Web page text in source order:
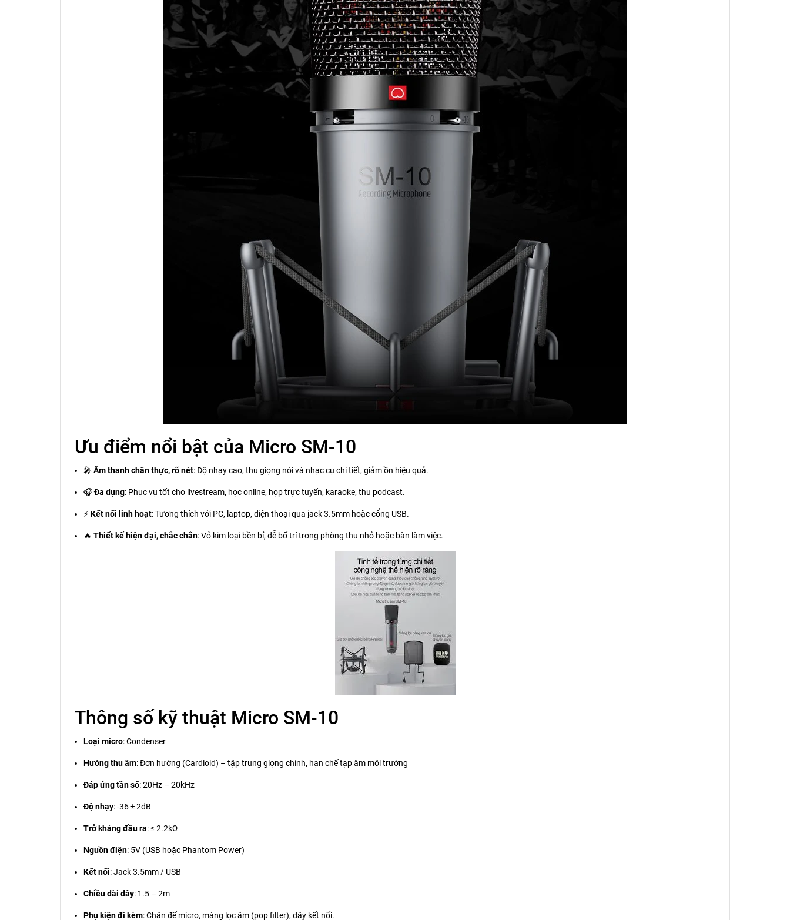
Ưu điểm nổi bật của Micro SM-10
🎤 Âm thanh chân thực, rõ nét: Độ nhạy cao, thu giọng nói và nhạc cụ chi tiết, giảm ồn hiệu quả.
🎧Đa dụng: Phục vụ tốt cho livestream, học online, họp trực tuyến, karaoke, thu podcast.
⚡Kết nối linh hoạt: Tương thích với PC, laptop, điện thoại qua jack 3.5mm hoặc cổng USB.
🔥 Thiết kế hiện đại, chắc chắn: Vỏ kim loại bền bỉ, dễ bố trí trong phòng thu nhỏ hoặc bàn làm việc.
Thông số kỹ thuật Micro SM-10
Loại micro: Condenser
Hướng thu âm: Đơn hướng (Cardioid) – tập trung giọng chính, hạn chế tạp âm môi trường
Đáp ứng tần số: 20Hz – 20kHz
Độ nhạy: -36 ± 2dB
Trở kháng đầu ra: ≤ 2.2kΩ
Nguồn điện: 5V (USB hoặc Phantom Power)
Kết nối: Jack 3.5mm / USB
Chiều dài dây: 1.5 – 2m
Phụ kiện đi kèm: Chân đế micro, màng lọc âm (pop filter), dây kết nối.